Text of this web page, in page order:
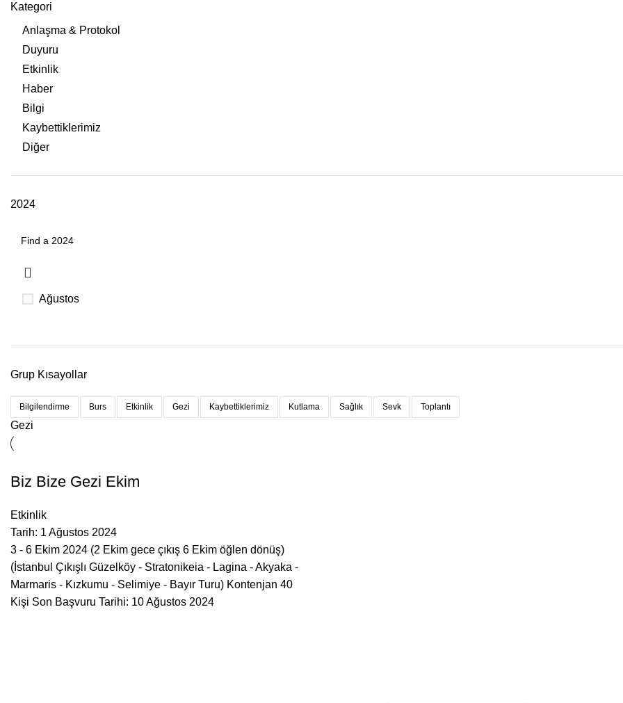
Kategori
Anlaşma & Protokol
Duyuru
Etkinlik
Haber
Bilgi
Kaybettiklerimiz
Diğer
2024
Ağustos
Grup Kısayollar
Bilgilendirme Burs Etkinlik Gezi Kaybettiklerimiz Kutlama Sağlık Sevk Toplantı
Gezi
Biz Bize Gezi Ekim
Etkinlik
Tarih: 1 Ağustos 2024
3 - 6 Ekim 2024 (2 Ekim gece çıkış 6 Ekim öğlen dönüş)
(İstanbul Çıkışlı Güzelköy - Stratonikeia - Lagina - Akyaka -
Marmaris - Kızkumu - Selimiye - Bayır Turu) Kontenjan 40
Kişi Son Başvuru Tarihi: 10 Ağustos 2024